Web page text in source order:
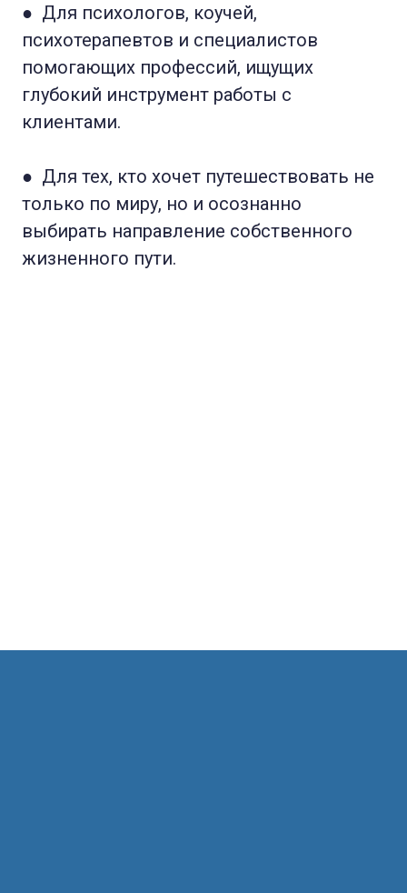
● Для психологов, коучей,
психотерапевтов и специалистов
помогающих профессий, ищущих
глубокий инструмент работы с
клиентами.
● Для тех, кто хочет путешествовать не
только по миру, но и осознанно
выбирать направление собственного
жизненного пути.